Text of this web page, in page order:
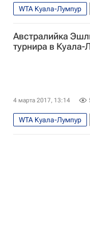
WTA Куала-Лумпур
Австралийка
турнира в Куала-
4 марта 2017, 13:14
WTA Куала-Лумпур
Хань Синьюнь